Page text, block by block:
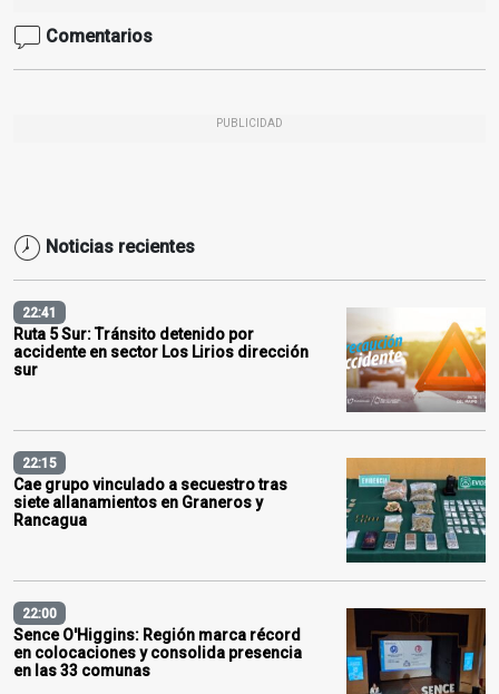
Comentarios
PUBLICIDAD
Noticias recientes
22:41
Ruta 5 Sur: Tránsito detenido por
accidente en sector Los Lirios dirección
sur
22:15
Cae grupo vinculado a secuestro tras
siete allanamientos en Graneros y
Rancagua
22:00
Sence O'Higgins: Región marca récord
en colocaciones y consolida presencia
en las 33 comunas